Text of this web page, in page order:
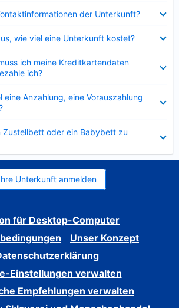
der Unterkunft?
wie viel eine Unterkunft kostet?
ich meine Kreditkartendaten
ich?
eine Anzahlung, eine Vorauszahlung
Zustellbett oder ein Babybett zu
Unterkunft anmelden
für Desktop-Computer
Unser Konzept
Einstellungen verwalten
Empfehlungen verwalten